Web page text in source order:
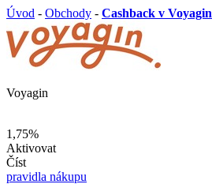
Úvod - Obchody - Cashback v Voyagin
Voyagin
1,75%
Aktivovat
Číst
pravidla nákupu